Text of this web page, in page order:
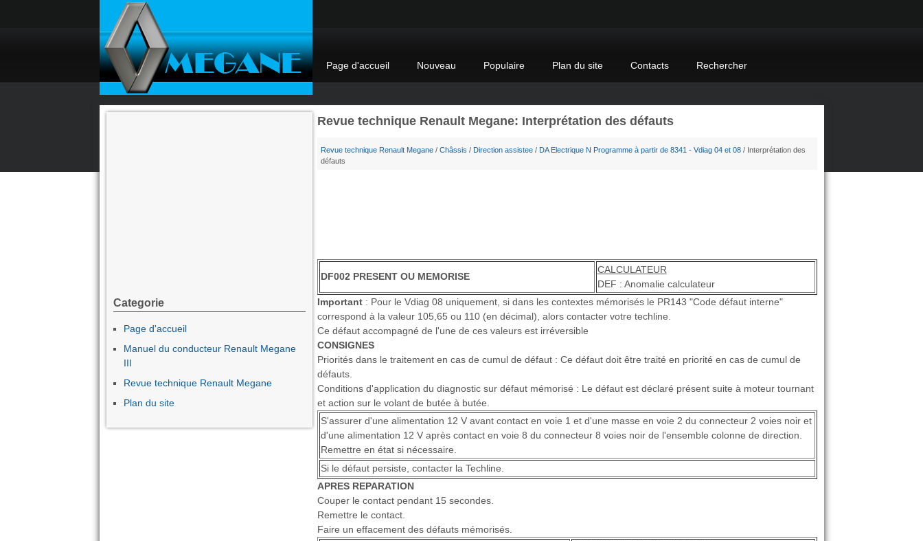
Page d'accueil Nouveau Populaire Plan du site Contacts Rechercher
Revue technique Renault Megane: Interprétation des défauts
Revue technique Renault Megane/ Châssis / Direction assistee/ DA Electrique N Programme à partir de 8341 - Vdiag 04 et 08/ Interprétation des
défauts
DF002 PRESENT OU MEMORISE
CALCULATEUR
DEF : Anomalie calculateur
Important: Pour le Vdiag 08 uniquement, si dans les contextes mémorisés le PR143 "Code défaut interne"
correspond à la valeur 105,65 ou 110 (en décimal), alors contacter votre techline.
Ce défaut accompagné de l'une de ces valeurs est irréversible
CONSIGNES
Priorités dans le traitement en cas de cumul de défaut : Ce défaut doit être traité en priorité en cas de cumul de
défauts.
Conditions d'application du diagnostic sur défaut mémorisé : Le défaut est déclaré présent suite à moteur tournant
et action sur le volant de butée à butée.
S'assurer d'une alimentation 12 V avant contact en voie 1 et d'une masse en voie 2 du connecteur 2 voies noir et
d'une alimentation 12 V après contact en voie 8 du connecteur 8 voies noir de l'ensemble colonne de direction.
Remettre en état si nécessaire.
Si le défaut persiste, contacter la Techline.
APRES REPARATION
Couper le contact pendant 15 secondes.
Remettre le contact.
Faire un effacement des défauts mémorisés.
Categorie
Page d'accueil
Manuel du conducteur Renault Megane
III
Revue technique Renault Megane
Plan du site